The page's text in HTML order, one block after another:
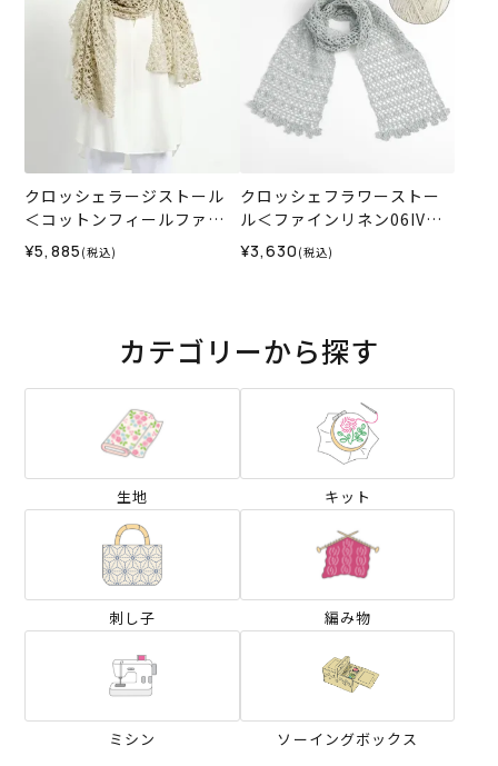
クロッシェラージストール
＜コットンフィールファイ
ン33GR＞（編み物 材料セ
ット）
¥5,885 (税込)
クロッシェフラワーストー
ル＜ファインリネン06IV＞
（編み物 材料セット）
¥3,630 (税込)
カテゴリーから探す
生地 キット
刺し子 編み物
ミシン ソーイングボックス